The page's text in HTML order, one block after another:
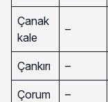
Çanak
kale
–
Çankırı –
Çorum –